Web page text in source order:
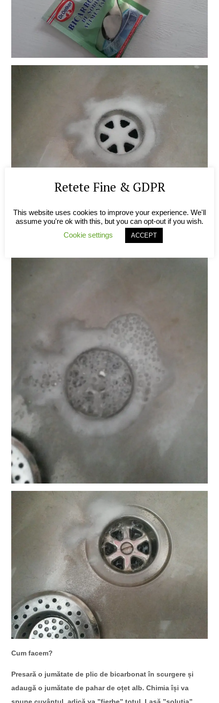
Cum facem?
Presară o jumătate de plic de bicarbonat în scurgere și
adaugă o jumătate de pahar de oțet alb. Chimia își va
Retete Fine & GDPR
This website uses cookies to improve your experience. We'll
assume you're ok with this, but you can opt-out if you wish.
Cookie settings
ACCEPT